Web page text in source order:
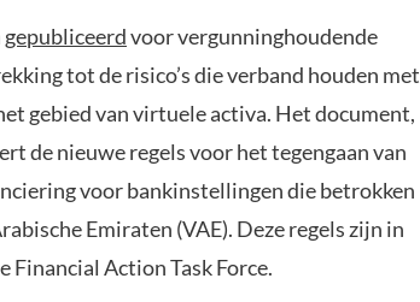
gepubliceerdvoor vergunninghoudende
tot de risico’s die verband houden met
gebied van virtuele activa. Het document,
de nieuwe regels voor het tegengaan van
voor bankinstellingen die betrokken
Emiraten (VAE). Deze regels zijn in
Action Task Force.